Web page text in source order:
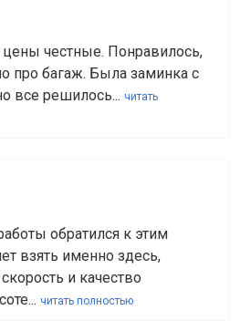
честные. Понравилось,
про багаж. Была заминка с
все решилось... читать
обратился к этим
взять именно здесь,
и качество
читать полностью